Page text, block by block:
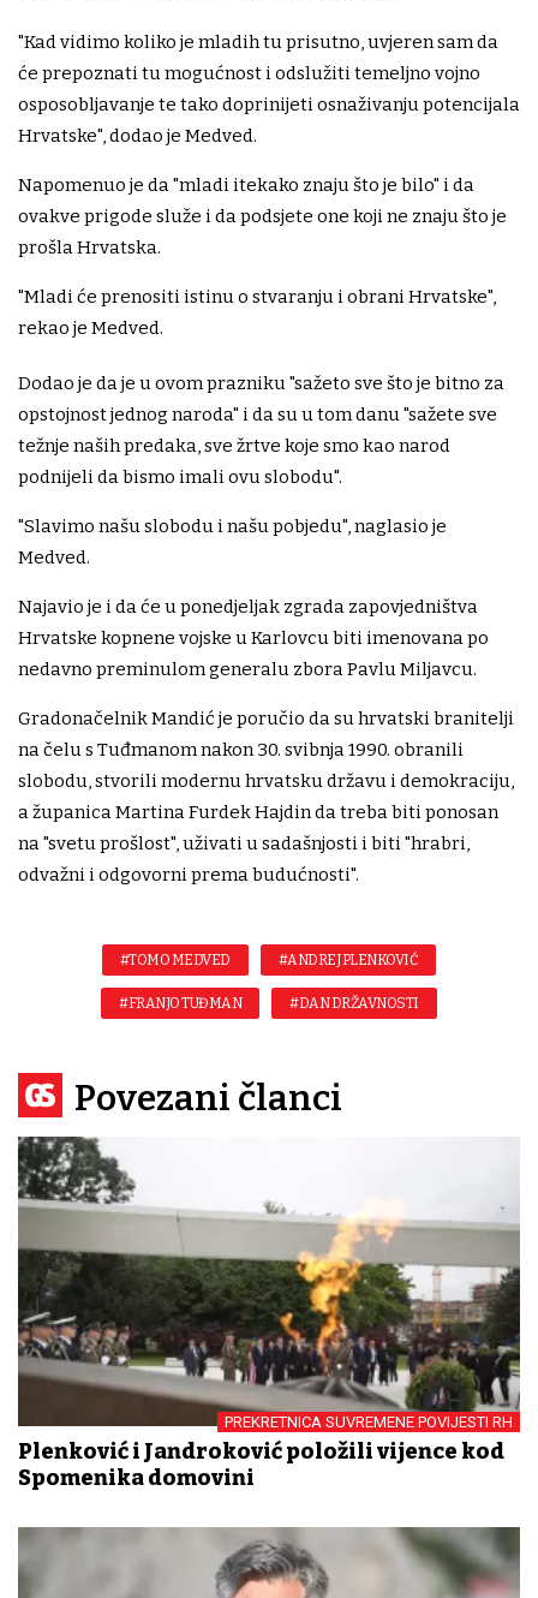
"Kad vidimo koliko je mladih tu prisutno, uvjeren sam da
će prepoznati tu mogućnost i odslužiti temeljno vojno
osposobljavanje te tako doprinijeti osnaživanju potencijala
Hrvatske", dodao je Medved.
Napomenuo je da "mladi itekako znaju što je bilo" i da
ovakve prigode služe i da podsjete one koji ne znaju što je
prošla Hrvatska.
"Mladi će prenositi istinu o stvaranju i obrani Hrvatske",
rekao je Medved.
Dodao je da je u ovom prazniku "sažeto sve što je bitno za
opstojnost jednog naroda" i da su u tom danu "sažete sve
težnje naših predaka, sve žrtve koje smo kao narod
podnijeli da bismo imali ovu slobodu".
"Slavimo našu slobodu i našu pobjedu", naglasio je
Medved.
Najavio je i da će u ponedjeljak zgrada zapovjedništva
Hrvatske kopnene vojske u Karlovcu biti imenovana po
nedavno preminulom generalu zbora Pavlu Miljavcu.
Gradonačelnik Mandić je poručio da su hrvatski branitelji
na čelu s Tuđmanom nakon 30. svibnja 1990. obranili
slobodu, stvorili modernu hrvatsku državu i demokraciju,
a županica Martina Furdek Hajdin da treba biti ponosan
na "svetu prošlost", uživati u sadašnjosti i biti "hrabri,
odvažni i odgovorni prema budućnosti".
#TOMO MEDVED #ANDREJ PLENKOVIĆ
#FRANJO TUĐMAN #DAN DRŽAVNOSTI
Povezani članci
PREKRETNICA SUVREMENE POVIJESTI RH
Plenković i Jandroković položili vijence kod
Spomenika domovini